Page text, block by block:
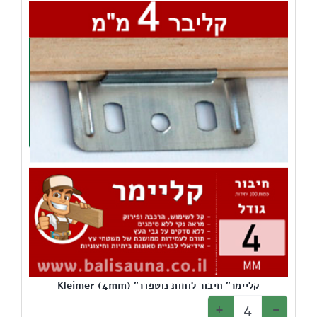
קליימר" חיבור לוחות נוטפדר" (4mm) Kleimer